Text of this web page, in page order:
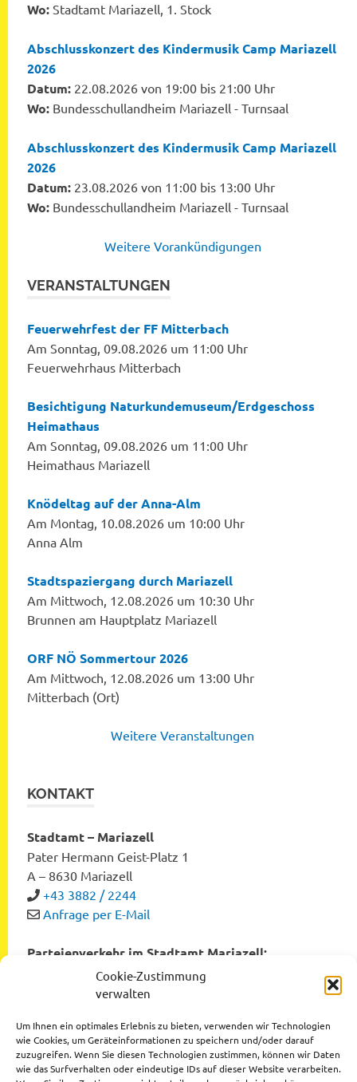
Cookie-Zustimmung
verwalten
Um Ihnen ein optimales Erlebnis zu bieten, verwenden wir Technologien
wie Cookies, um Geräteinformationen zu speichern und/oder darauf
zuzugreifen. Wenn Sie diesen Technologien zustimmen, können wir Daten
wie das Surfverhalten oder eindeutige IDs auf dieser Website verarbeiten.
Wo: Stadtamt Mariazell, 1. Stock
Abschlusskonzert des Kindermusik Camp Mariazell
2026
Datum: 22.08.2026 von 19:00 bis 21:00 Uhr
Wo: Bundesschullandheim Mariazell - Turnsaal
Abschlusskonzert des Kindermusik Camp Mariazell
2026
Datum: 23.08.2026 von 11:00 bis 13:00 Uhr
Wo: Bundesschullandheim Mariazell - Turnsaal
Weitere Vorankündigungen
VERANSTALTUNGEN
Feuerwehrfest der FF Mitterbach
Am Sonntag, 09.08.2026 um 11:00 Uhr
Feuerwehrhaus Mitterbach
Besichtigung Naturkundemuseum/Erdgeschoss
Heimathaus
Am Sonntag, 09.08.2026 um 11:00 Uhr
Heimathaus Mariazell
Knödeltag auf der Anna-Alm
Am Montag, 10.08.2026 um 10:00 Uhr
Anna Alm
Stadtspaziergang durch Mariazell
Am Mittwoch, 12.08.2026 um 10:30 Uhr
Brunnen am Hauptplatz Mariazell
ORF NÖ Sommertour 2026
Am Mittwoch, 12.08.2026 um 13:00 Uhr
Mitterbach (Ort)
Weitere Veranstaltungen
KONTAKT
Stadtamt – Mariazell
Pater Hermann Geist-Platz 1
A – 8630 Mariazell
+43 3882 / 2244
Anfrage per E-Mail
Parteienverkehr im Stadtamt Mariazell:
Montag bis Freitag von 8:00 bis 12:00 Uhr
Dienstag und Donnerstag von 12:00 bis 16:00 Uhr
Datenschutzerklärung